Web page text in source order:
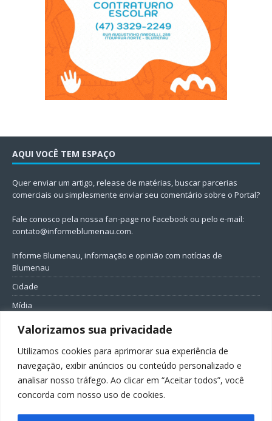
Valorizamos sua privacidade
Utilizamos cookies para aprimorar sua experiência de
navegação, exibir anúncios ou conteúdo personalizado e
analisar nosso tráfego. Ao clicar em “Aceitar todos”, você
concorda com nosso uso de cookies.
AQUI VOCÊ TEM ESPAÇO
Quer enviar um artigo, release de matérias, buscar parcerias
comerciais ou simplesmente enviar seu comentário sobre o Portal?
Fale conosco pela nossa fan-page no Facebook ou pelo e-mail:
contato@informeblumenau.com.
Informe Blumenau, informação e opinião com notícias de
Blumenau
Cidade
Mídia
Entretenimento
Política
FIQUE CONECTADO